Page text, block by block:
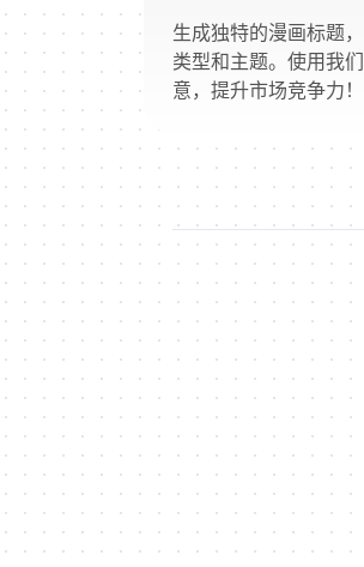
生成独特的漫画标题
类型和主题。使用我
意，提升市场竞争力！